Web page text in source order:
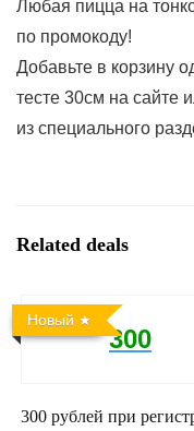
Любая пицца на
по промокоду!
Добавьте в корзину
тесте 30см на сайте
из специального
Related deals
Новый
300
300 рублей при